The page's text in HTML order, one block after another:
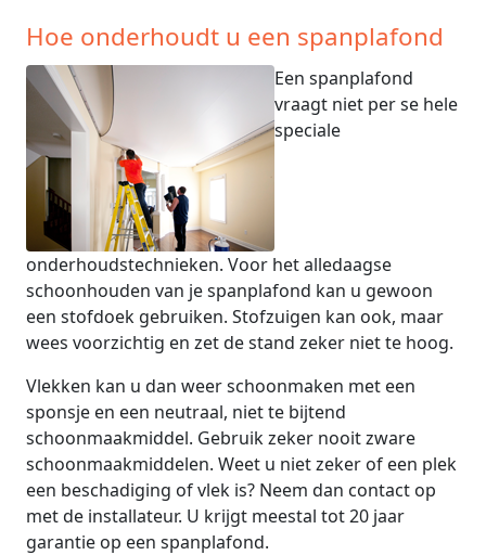
Hoe onderhoudt u een spanplafond
Een spanplafond
vraagt niet per se hele
speciale
onderhoudstechnieken. Voor het alledaagse
schoonhouden van je spanplafond kan u gewoon
een stofdoek gebruiken. Stofzuigen kan ook, maar
wees voorzichtig en zet de stand zeker niet te hoog.
Vlekken kan u dan weer schoonmaken met een
sponsje en een neutraal, niet te bijtend
schoonmaakmiddel. Gebruik zeker nooit zware
schoonmaakmiddelen. Weet u niet zeker of een plek
een beschadiging of vlek is? Neem dan contact op
met de installateur. U krijgt meestal tot 20 jaar
garantie op een spanplafond.